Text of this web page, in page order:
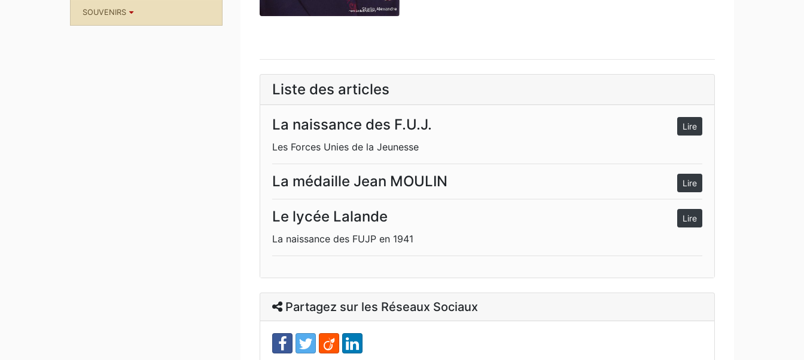
SOUVENIRS
Liste des articles
Lire
La naissance des F.U.J.
Les Forces Unies de la Jeunesse
Lire
La médaille Jean MOULIN
Lire
Le lycée Lalande
La naissance des FUJP en 1941
Partagez sur les Réseaux Sociaux